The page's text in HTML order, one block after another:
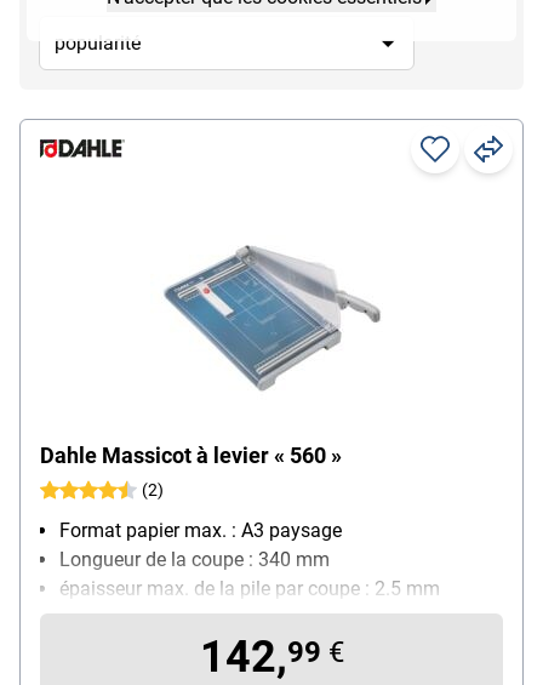
Dahle Massicot à levier « 560 »
(2)
Format papier max. : A3 paysage
Longueur de la coupe : 340 mm
épaisseur max. de la pile par coupe : 2.5 mm
Quadrillage avec différents formats : Oui
Particularités : 2 angles gradués, inox Solinger
142,99 €